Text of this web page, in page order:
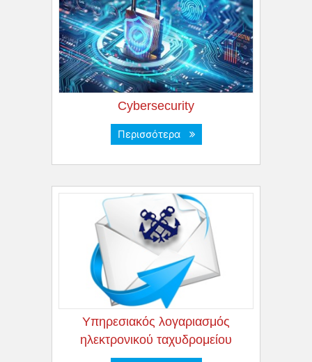
Cybersecurity
Περισσότερα
Yπηρεσιακός λογαριασμός
ηλεκτρονικού ταχυδρομείου